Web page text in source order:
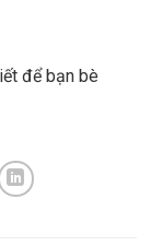
để bạn bè